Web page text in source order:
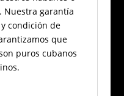
Nuestra garantía
condición de
que
puros cubanos